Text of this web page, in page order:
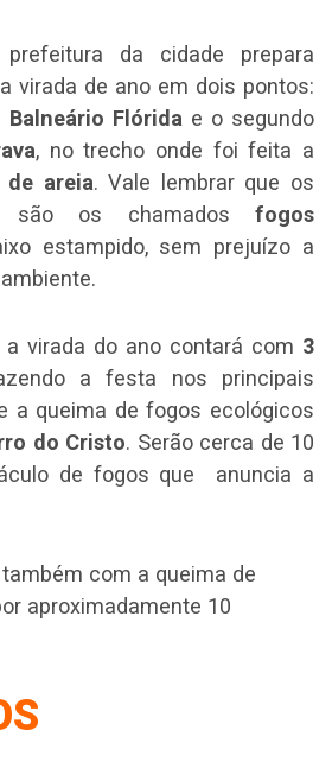
da cidade prepara
virada de ano em dois pontos:
Balneário Flórida e o segundo
, no trecho onde foi feita a
areia. Vale lembrar que os
são os chamados fogos
estampido, sem prejuízo a
a virada do ano contará com 3
a festa nos principais
a queima de fogos ecológicos
do Cristo. Serão cerca de 10
de fogos que anuncia a
com a queima de
aproximadamente 10